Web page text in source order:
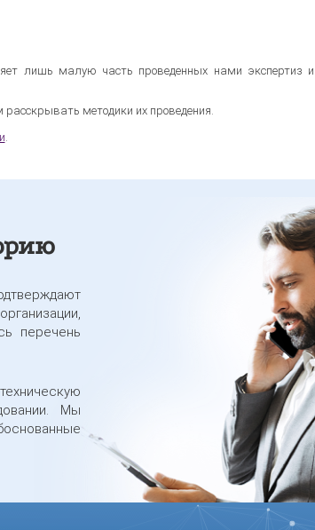
лишь малую часть проведенных нами экспертиз и
методики их проведения.
.
перечень
Мы